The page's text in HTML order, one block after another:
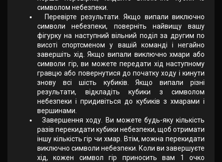
символом небезпеки.
Перевірте результати. Якщо випали виключно
символи небезпеки, поверніть найвищу вашу
фігурку на наступний вільний поділ за другим по
висоті спортсменом у вашій команді і негайно
завершіть хід. Якщо випали виключно хмари або
символи гір, ви можете передати хід наступному
гравцю або повернутися до початку ходу і кинути
знову всі шість кубиків. Якщо випали різні
результати, відкладіть кубики з символом
небезпеки і придивіться до кубиків з хмарами і
вершинами.
Завершення ходу. Ви можете будь-яку кількість
разів перекидати кубики небезпеки, щоб отримати
іншу кількість гір чи хмар. Втім, можна перекидати
виключно символи небезпеки. Коли ви завершуєте
хід, кожен символ гір приносить вам 1 очко